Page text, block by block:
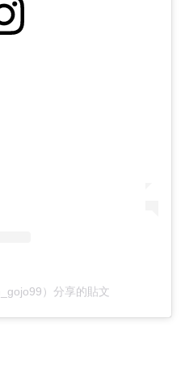
）分享的貼文